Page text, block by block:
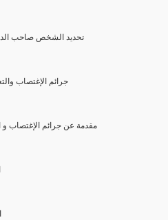
(14) تحديد الشخص صاحب
5- جرائم الإغتصاب
(15) مقدمة عن جرائم